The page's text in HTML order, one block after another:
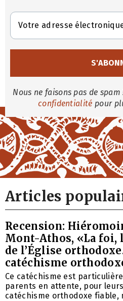
Nous ne faisons pas de
confidentialité pour
Articles
Recension:
Mont-Athos, «La
de l’Église
catéchisme
Ce catéchisme est
parents en attente, pour
catéchisme orthodoxe fiable,